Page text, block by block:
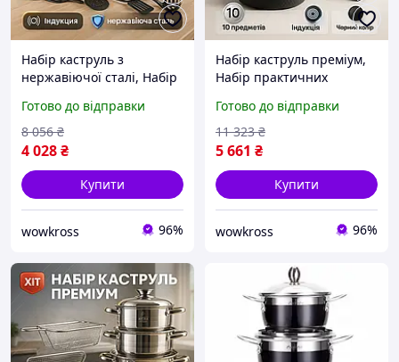
Набір каструль з
нержавіючої сталі, Набір
практичних каструль YD-
73
Готово до відправки
4 028₴
8 056 ₴
Купити
wowkross 96%
Набір каструль преміум,
Набір практичних
для дому великих WC-31
Готово до відправки
5 661 ₴
11 323 ₴
Купити
wowkross 96%